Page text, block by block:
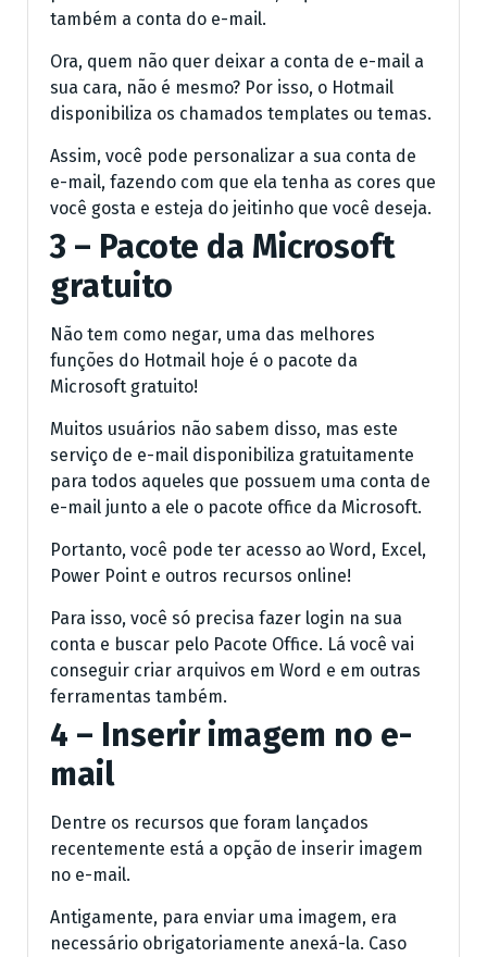
também a conta do e-mail.
Ora, quem não quer deixar a conta de e-mail a
sua cara, não é mesmo? Por isso, o Hotmail
disponibiliza os chamados templates ou temas.
Assim, você pode personalizar a sua conta de
e-mail, fazendo com que ela tenha as cores que
você gosta e esteja do jeitinho que você deseja.
3 – Pacote da Microsoft
gratuito
Não tem como negar, uma das melhores
funções do Hotmail hoje é o pacote da
Microsoft gratuito!
Muitos usuários não sabem disso, mas este
serviço de e-mail disponibiliza gratuitamente
para todos aqueles que possuem uma conta de
e-mail junto a ele o pacote office da Microsoft.
Portanto, você pode ter acesso ao Word, Excel,
Power Point e outros recursos online!
Para isso, você só precisa fazer login na sua
conta e buscar pelo Pacote Office. Lá você vai
conseguir criar arquivos em Word e em outras
ferramentas também.
4 – Inserir imagem no e-
mail
Dentre os recursos que foram lançados
recentemente está a opção de inserir imagem
no e-mail.
Antigamente, para enviar uma imagem, era
necessário obrigatoriamente anexá-la. Caso